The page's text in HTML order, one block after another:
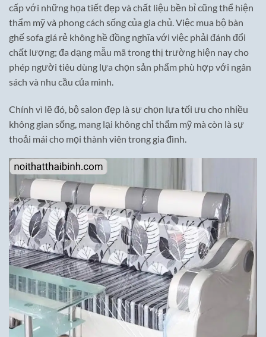
cấp với những họa tiết đẹp và chất liệu bền bỉ cũng thể hiện
thẩm mỹ và phong cách sống của gia chủ. Việc mua bộ bàn
ghế sofa giá rẻ không hề đồng nghĩa với việc phải đánh đổi
chất lượng; đa dạng mẫu mã trong thị trường hiện nay cho
phép người tiêu dùng lựa chọn sản phẩm phù hợp với ngân
sách và nhu cầu của mình.
Chính vì lẽ đó, bộ salon đẹp là sự chọn lựa tối ưu cho nhiều
không gian sống, mang lại không chỉ thẩm mỹ mà còn là sự
thoải mái cho mọi thành viên trong gia đình.